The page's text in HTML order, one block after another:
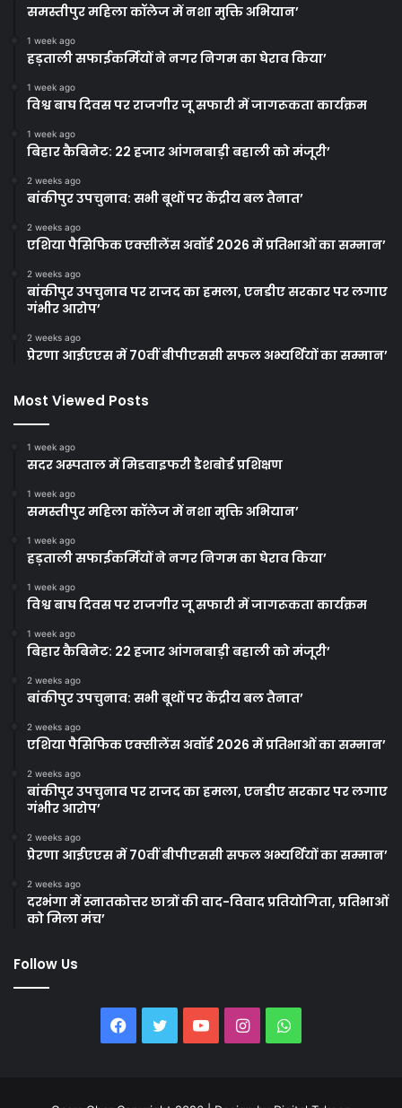
समस्तीपुर महिला कॉलेज में नशा मुक्ति अभियान’
1 week ago
हड़ताली सफाईकर्मियों ने नगर निगम का घेराव किया’
1 week ago
विश्व बाघ दिवस पर राजगीर जू सफारी में जागरूकता कार्यक्रम
1 week ago
बिहार कैबिनेट: 22 हजार आंगनबाड़ी बहाली को मंजूरी’
2 weeks ago
बांकीपुर उपचुनाव: सभी बूथों पर केंद्रीय बल तैनात’
2 weeks ago
एशिया पैसिफिक एक्सीलेंस अवॉर्ड 2026 में प्रतिभाओं का सम्मान’
2 weeks ago
बांकीपुर उपचुनाव पर राजद का हमला, एनडीए सरकार पर लगाए
गंभीर आरोप’
2 weeks ago
प्रेरणा आईएएस में 70वीं बीपीएससी सफल अभ्यर्थियों का सम्मान’
Most Viewed Posts
1 week ago
सदर अस्पताल में मिडवाइफरी डैशबोर्ड प्रशिक्षण
1 week ago
समस्तीपुर महिला कॉलेज में नशा मुक्ति अभियान’
1 week ago
हड़ताली सफाईकर्मियों ने नगर निगम का घेराव किया’
1 week ago
विश्व बाघ दिवस पर राजगीर जू सफारी में जागरूकता कार्यक्रम
1 week ago
बिहार कैबिनेट: 22 हजार आंगनबाड़ी बहाली को मंजूरी’
2 weeks ago
बांकीपुर उपचुनाव: सभी बूथों पर केंद्रीय बल तैनात’
2 weeks ago
एशिया पैसिफिक एक्सीलेंस अवॉर्ड 2026 में प्रतिभाओं का सम्मान’
2 weeks ago
बांकीपुर उपचुनाव पर राजद का हमला, एनडीए सरकार पर लगाए
गंभीर आरोप’
2 weeks ago
प्रेरणा आईएएस में 70वीं बीपीएससी सफल अभ्यर्थियों का सम्मान’
2 weeks ago
दरभंगा में स्नातकोत्तर छात्रों की वाद-विवाद प्रतियोगिता, प्रतिभाओं
को मिला मंच’
Follow Us
Facebook
TwitterYouTubeInstagramWhatsApp